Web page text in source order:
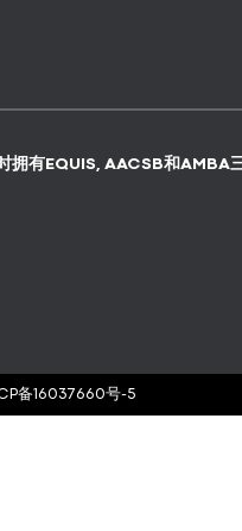
拥有EQUIS, AACSB和AMBA
备16037660号-5